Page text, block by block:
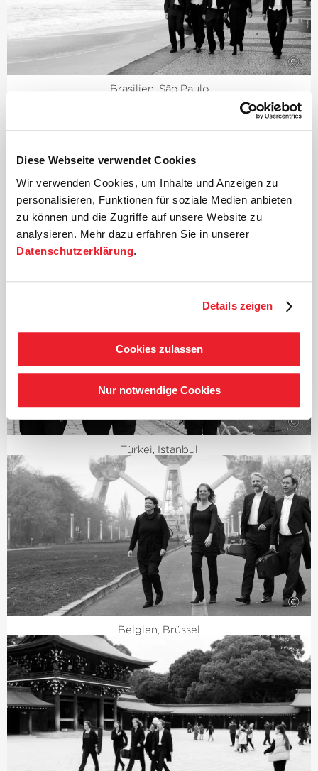
Diese Webseite verwendet Cookies
Wir verwenden Cookies, um Inhalte und Anzeigen zu
personalisieren, Funktionen für soziale Medien anbieten
zu können und die Zugriffe auf unsere Website zu
analysieren. Mehr dazu erfahren Sie in unserer
Datenschutzerklärung.
Details zeigen
Cookies zulassen
Nur notwendige Cookies
©
Brasilien, São Paulo
©
Türkei, Istanbul
©
Belgien, Brüssel